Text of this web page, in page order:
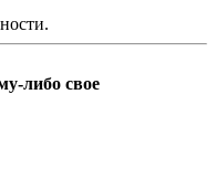
либо свое